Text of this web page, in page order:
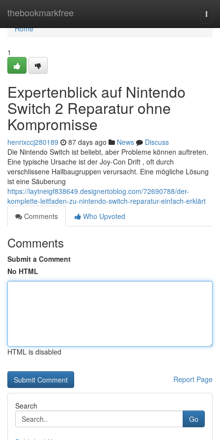
thebookmarkfree
Home
Home
1
Expertenblick auf Nintendo
Switch 2 Reparatur ohne
Kompromisse
henrixccj280189 87 days ago News
Discuss
Die Nintendo Switch ist beliebt, aber Probleme können auftreten.
Eine typische Ursache ist der Joy-Con Drift , oft durch
verschlissene Hallbaugruppen verursacht. Eine mögliche Lösung
ist eine Säuberung
https://laytneigf838649.designertoblog.com/72690788/der-
komplette-leitfaden-zu-nintendo-switch-reparatur-einfach-erklärt
Comments
Who Upvoted
Comments
Submit a Comment
No HTML
HTML is disabled
Report Page
Search
Go